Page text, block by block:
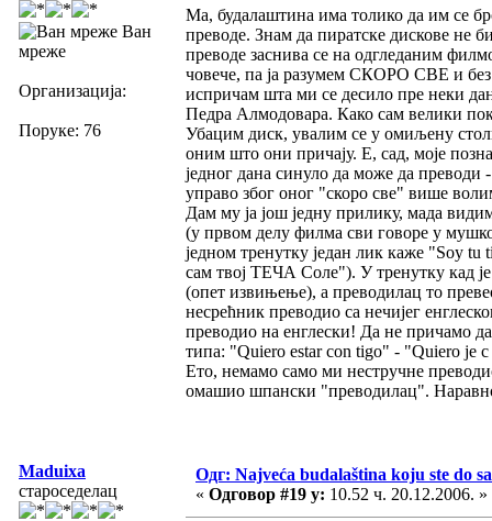
Ван
мреже
Организација:
Поруке: 76
Ма, будалаштина има толико да им се
преводе. Знам да пиратске дискове не
преводе заснива се на одгледаним
човече, па ја разумем СКОРО СВЕ и без
испричам шта ми се десило пре неки
Педра Алмодовара. Како сам велики
Убацим диск, увалим се у омиљену
оним што они причају. Е, сад, моје
једног дана синуло да може да преводи
управо због оног "скоро све" више
Дам му ја још једну прилику, мада
(у првом делу филма сви говоре у
једном тренутку један лик каже "Soy
сам твој ТЕЧА Соле"). У тренутку кад
(опет извињење), а преводилац то
несрећник преводио са нечијег
преводио на енглески! Да не причамо
типа: "Quiero estar con tigo" - "Quiero је
Ето, немамо само ми нестручне
омашио шпански "преводилац".
Maduixa
староседелац
Одг: Najveća budalaština koju ste do
« Одговор #19 у: 10.52 ч. 20.12.2006. »